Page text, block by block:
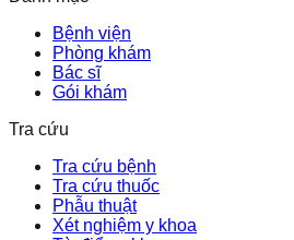
Bệnh viện
Phòng khám
Bác sĩ
Gói khám
Tra cứu
Tra cứu bệnh
Tra cứu thuốc
Phẫu thuật
Xét nghiệm y khoa